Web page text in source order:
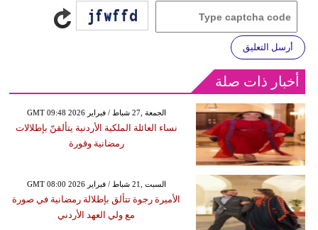
أرسل التعليق
أخبار ذات صلة
GMT 09:48 2026 الجمعة ,27 شباط / فبراير
نساء العائلة الملكية الأردنية يتألقنّ بإطلالات
رمضانية وقورة
GMT 08:00 2026 السبت ,21 شباط / فبراير
الأميرة رجوة تتألق بإطلالة رمضانية في صورة
مع ولي العهد الأردني